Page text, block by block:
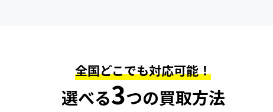
全国どこでも対応可能！
選べる3つの買取方法